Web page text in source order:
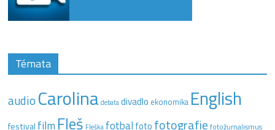
Témata
audio Carolina debata divadlo ekonomika English
festival film Fleš Fleška fotbal foto fotografie fotožurnalismus